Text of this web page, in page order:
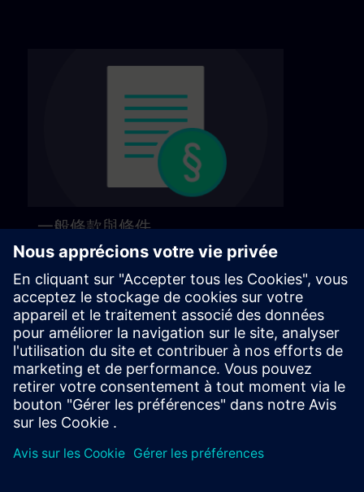
一般條款與條件
請參閱以下頁面的一般條款與條件。